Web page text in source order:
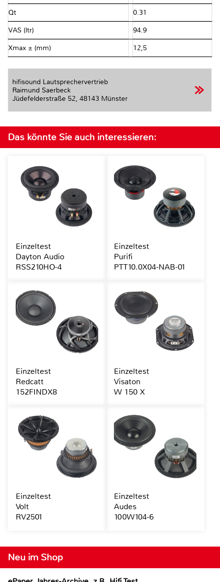
Qt 0.31
VAS (ltr) 94.9
Xmax ± (mm) 12,5
hifisound Lautsprechervertrieb
Raimund Saerbeck
Jüdefelderstraße 52, 48143 Münster
Neu im Shop
Das könnte Sie auch interessieren:
Einzeltest
Dayton Audio
RSS210HO-4
Einzeltest
Purifi
PTT10.0X04-NAB-01
Einzeltest
Redcatt
152FINDX8
Einzeltest
Visaton
W 150 X
Einzeltest
Volt
RV2501
Einzeltest
Audes
100W104-6